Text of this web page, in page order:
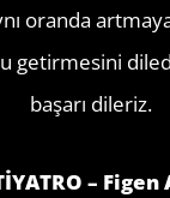
oranda
getirmesini
başarı dileriz.
– Figen